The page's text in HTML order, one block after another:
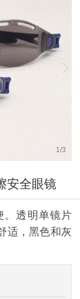
1 /3
安全眼镜
。透明单镜片
适，黑色和灰